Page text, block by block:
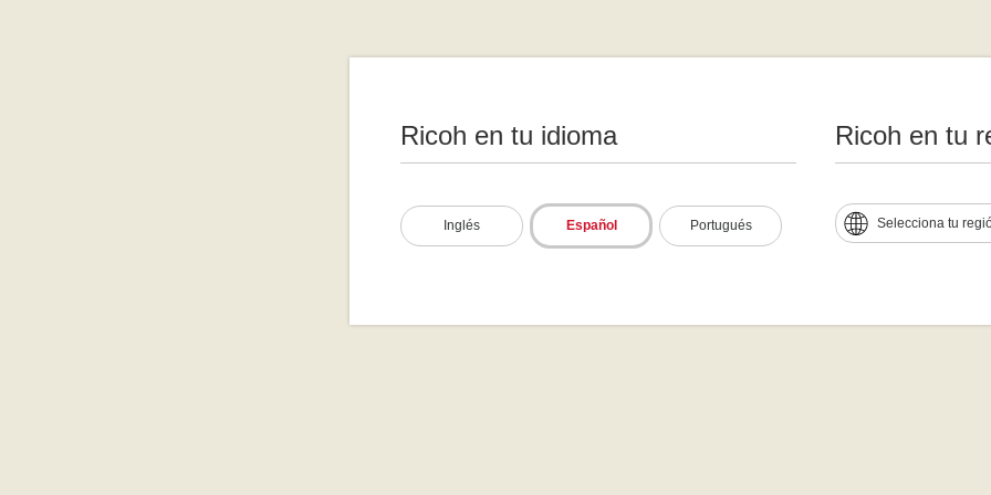
Ricoh en tu idioma
Inglés Español Portugués
Ricoh en tu
Selecciona tu